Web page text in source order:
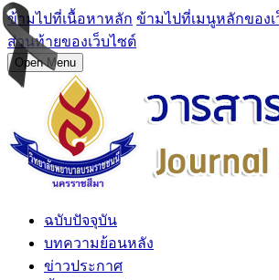
ข้ามไปที่เนื้อหาหลัก ข้ามไปที่เมนูหลักของเ
ส่วนท้ายของเว็บไซต์
Open Menu
ฉบับปัจจุบัน
บทความย้อนหลัง
ข่าวประกาศ